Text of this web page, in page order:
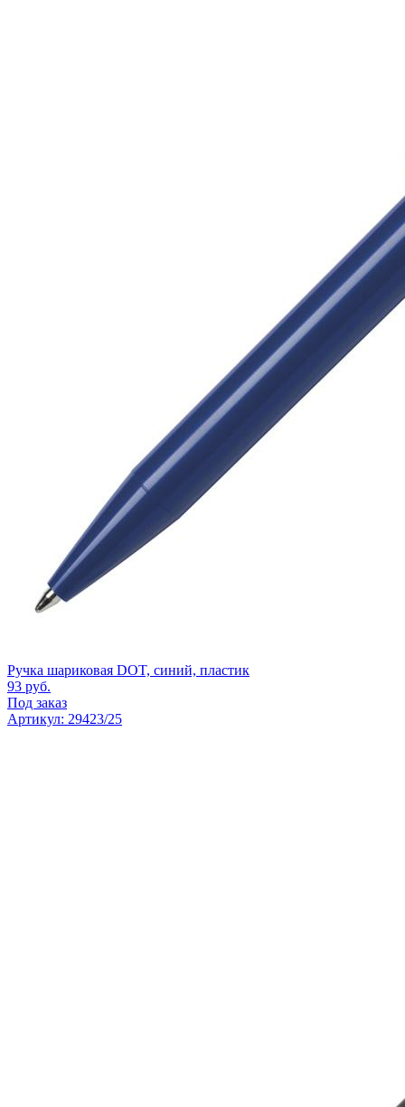
Ручка шариковая DOT, синий, пластик
93 руб.
Под заказ
Артикул: 29423/25